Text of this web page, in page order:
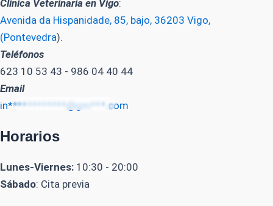
Clinica Veterinaria en Vigo:
Avenida da Hispanidade, 85, bajo, 36203 Vigo,
(Pontevedra).
Teléfonos
623 10 53 43 - 986 04 40 44
Email
in************@gm***.com
Horarios
Lunes-Viernes: 10:30 - 20:00
Sábado: Cita previa